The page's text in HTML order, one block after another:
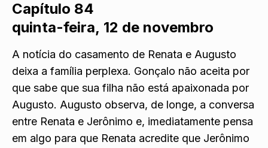
Capítulo 84
quinta-feira, 12 de novembro
A notícia do casamento de Renata e Augusto
deixa a família perplexa. Gonçalo não aceita por
que sabe que sua filha não está apaixonada por
Augusto. Augusto observa, de longe, a conversa
entre Renata e Jerônimo e, imediatamente pensa
em algo para que Renata acredite que Jerônimo